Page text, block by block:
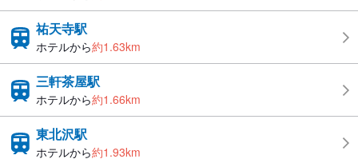
祐天寺駅
ホテルから約1.63km
三軒茶屋駅
ホテルから約1.66km
東北沢駅
ホテルから約1.93km